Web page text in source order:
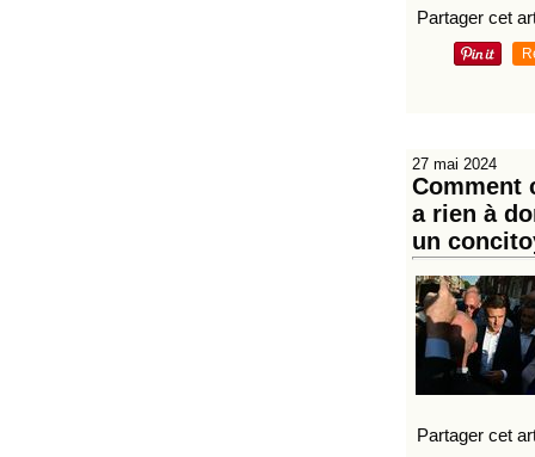
Partager cet
27 mai 2024
Comment
a rien à
un
Partager cet